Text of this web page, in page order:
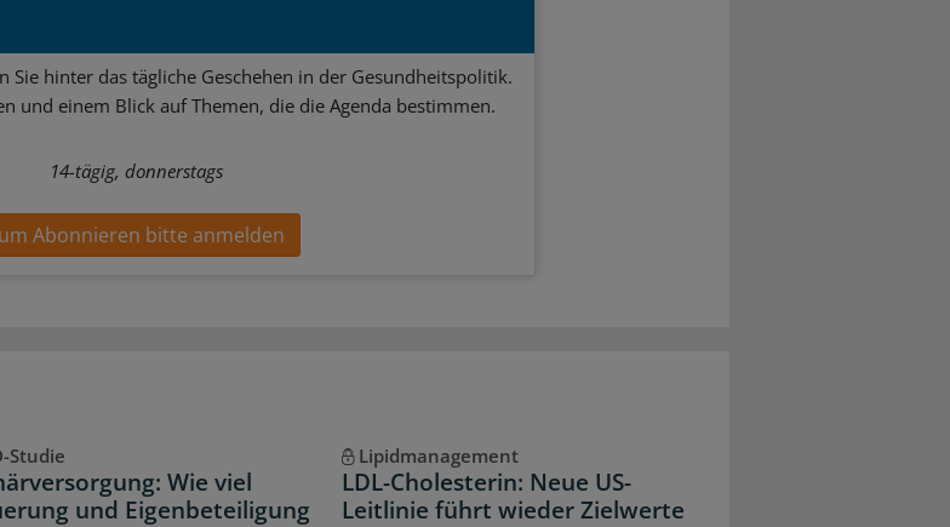
Sie hinter das tägliche Geschehen in der Gesundheitspolitik.
und einem Blick auf Themen, die die Agenda bestimmen.
14-tägig, donnerstags
Abonnieren bitte anmelden
Studie
Wie viel
und Eigenbeteiligung
Lipidmanagement
LDL-Cholesterin: Neue US-
Leitlinie führt wieder Zielwerte